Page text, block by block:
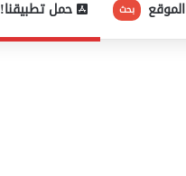
بحث حمل تطبيقنا!